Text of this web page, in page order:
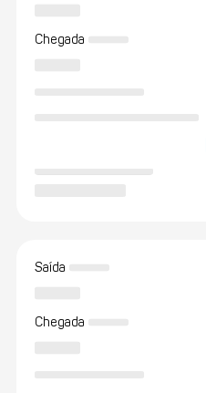
Chegada
Saída
Chegada